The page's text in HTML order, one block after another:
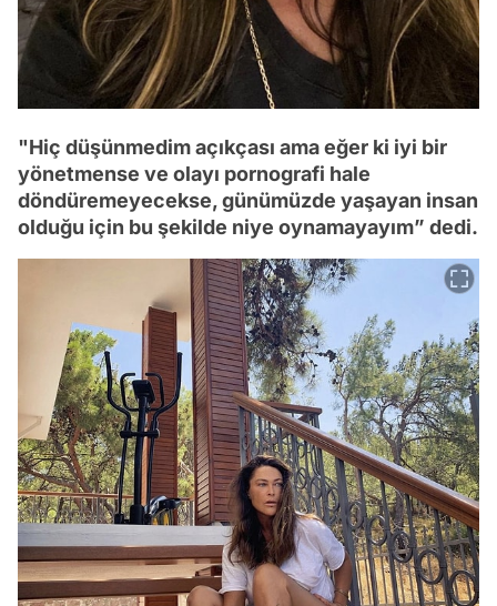
"Hiç düşünmedim açıkçası ama eğer ki iyi bir
yönetmense ve olayı pornografi hale
döndüremeyecekse, günümüzde yaşayan insan
olduğu için bu şekilde niye oynamayayım” dedi.